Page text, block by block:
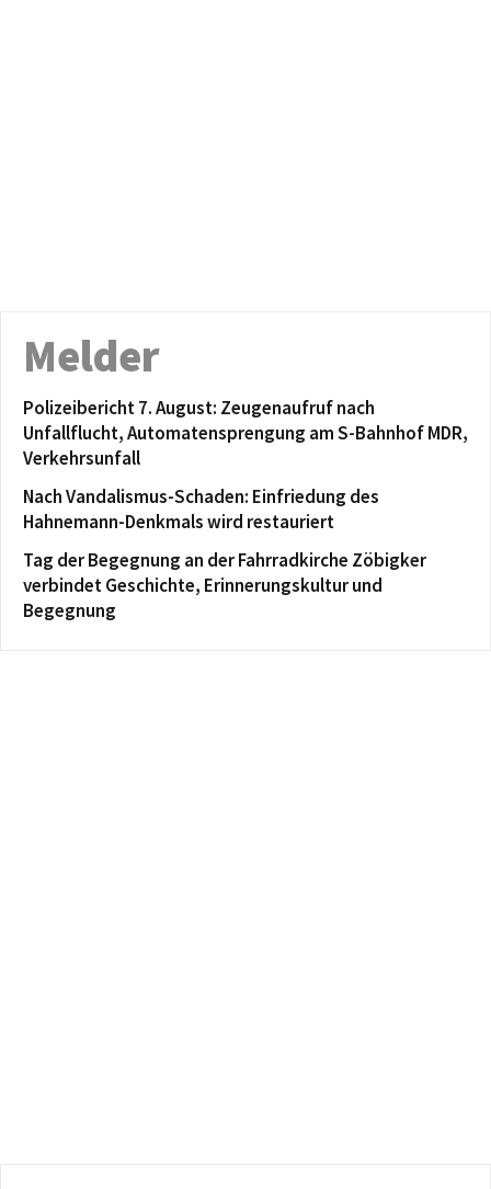
Melder
Polizeibericht 7. August: Zeugenaufruf nach
Unfallflucht, Automatensprengung am S-Bahnhof MDR,
Verkehrsunfall
Nach Vandalismus-Schaden: Einfriedung des
Hahnemann-Denkmals wird restauriert
Tag der Begegnung an der Fahrradkirche Zöbigker
verbindet Geschichte, Erinnerungskultur und
Begegnung